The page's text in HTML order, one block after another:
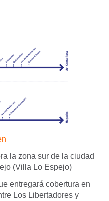
la zona sur de la ciudad
(Villa Lo Espejo)
entregará cobertura en
Los Libertadores y